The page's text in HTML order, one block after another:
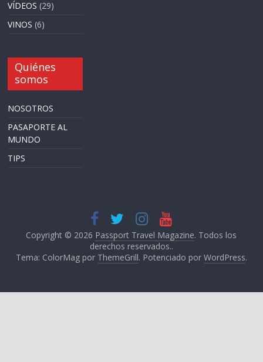
VÍDEOS (29)
VINOS (6)
Quiénes
somos
NOSOTROS
PASAPORTE AL
MUNDO
TIPS
Copyright © 2026 Passport Travel Magazine. Todos los
derechos reservados..
Tema: ColorMag por ThemeGrill. Potenciado por WordPress.